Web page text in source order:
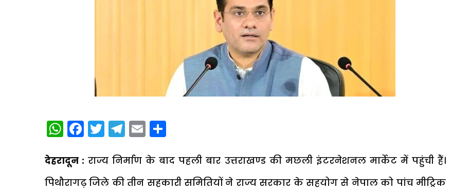
WhatsApp
Facebook
Twitter
Telegram
Email
देहरादून : राज्य निर्माण के बाद पहली बार उत्तराखण्ड की मछली इंटरनेशनल मार्केट में पहुंची हैं।
पिथौरागढ़ जिले की तीन सहकारी समितियों ने राज्य सरकार के सहयोग से नेपाल को पांच मीट्रिक